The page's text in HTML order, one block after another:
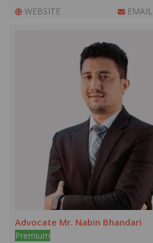
WEBSITE
EMAIL
Advocate Mr. Nabin Bhandari
Premium